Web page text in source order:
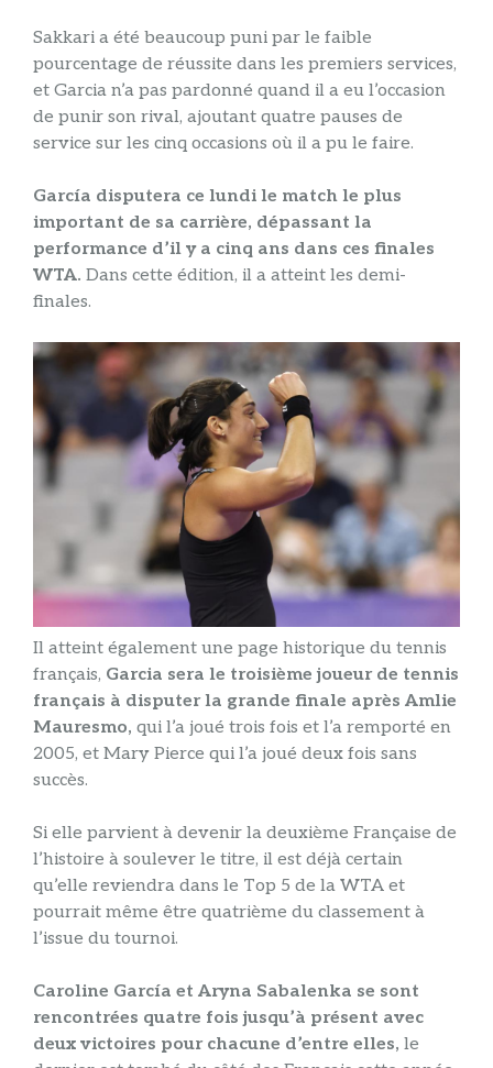
Sakkari a été beaucoup puni par le faible
pourcentage de réussite dans les premiers services,
et Garcia n’a pas pardonné quand il a eu l’occasion
de punir son rival, ajoutant quatre pauses de
service sur les cinq occasions où il a pu le faire.
García disputera ce lundi le match le plus
important de sa carrière, dépassant la
performance d’il y a cinq ans dans ces finales
WTA. Dans cette édition, il a atteint les demi-
finales.
Il atteint également une page historique du tennis
français, Garcia sera le troisième joueur de tennis
français à disputer la grande finale après Amlie
Mauresmo, qui l’a joué trois fois et l’a remporté en
2005, et Mary Pierce qui l’a joué deux fois sans
succès.
Si elle parvient à devenir la deuxième Française de
l’histoire à soulever le titre, il est déjà certain
qu’elle reviendra dans le Top 5 de la WTA et
pourrait même être quatrième du classement à
l’issue du tournoi.
Caroline García et Aryna Sabalenka se sont
rencontrées quatre fois jusqu’à présent avec
deux victoires pour chacune d’entre elles, le